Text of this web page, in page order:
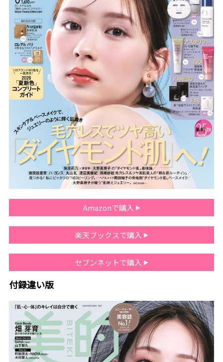
Amazonで購入
楽天ブックスで購入
セブンネットで購入
付録違い版